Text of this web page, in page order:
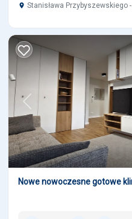
Stanisława Przybyszewskiego
Previous
Nowe nowoczesne gotowe